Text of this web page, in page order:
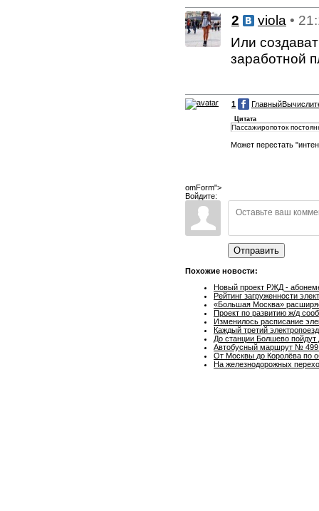
2 viola •
Или
заработной
1
Цитата
Пассажиропоток
Может перестать
omForm">
Войдите:
Отправить
Похожие новости:
Новый проект РЖД -
Рейтинг загруженности
«Большая Москва»
Проект по развитию ж/д
Изменилось расписание
Каждый третий
До станции Болшево пойдут
Автобусный маршрут № 499
От Москвы до Королёва по
На железнодорожных